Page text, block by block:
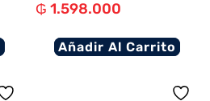
₲ 1.598.000
Añadir Al Carrito